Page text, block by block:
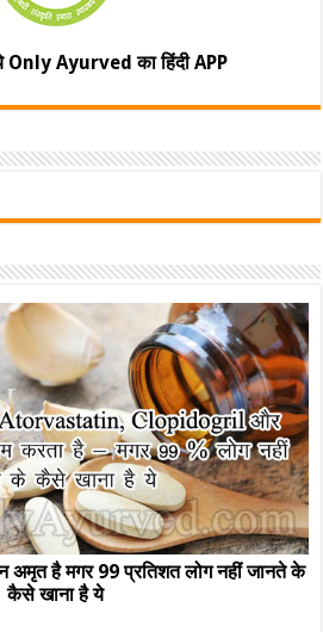
Only Ayurved का हिंदी APP
है मगर 99 प्रतिशत लोग नहीं जानते के
कैसे खाना है ये